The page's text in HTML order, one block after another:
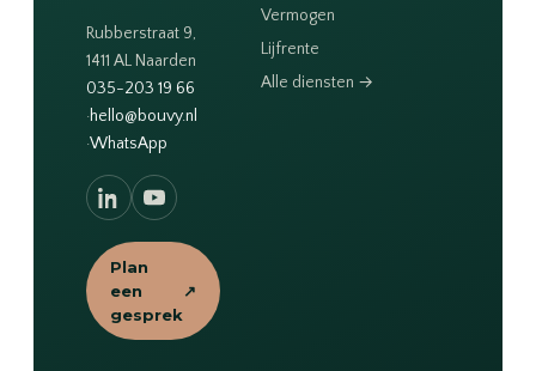
Rubberstraat 9,
1411 AL Naarden
035-203 19 66
·hello@bouvy.nl
·WhatsApp
Plan
een
gesprek
↗
Vermogen
Lijfrente
Alle diensten →